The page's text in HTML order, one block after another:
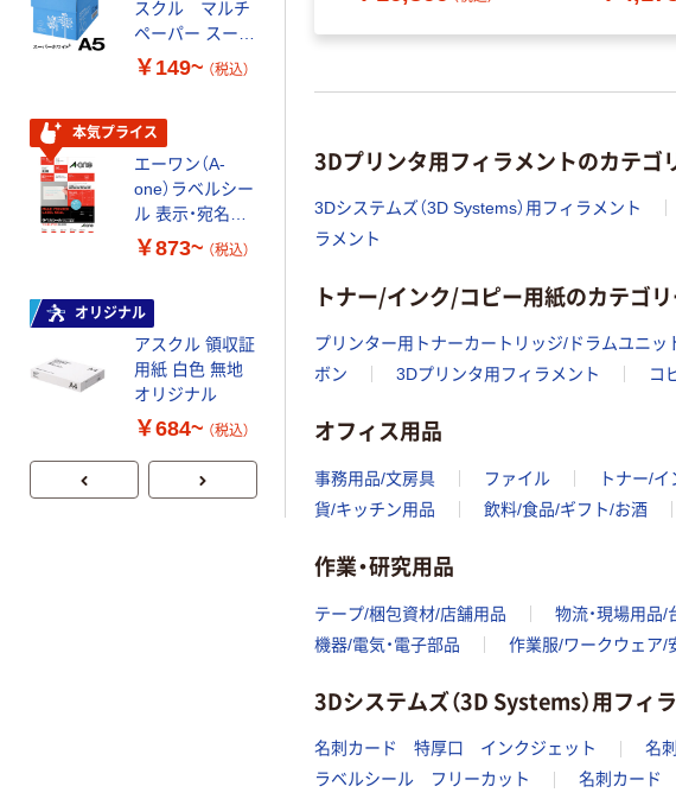
3Dプリンタ用フィラメントのカテゴ
3Dシステムズ（3D Systems）用フィラメント
ラメント
トナー/インク/コピー用紙のカテゴ
プリンター用トナーカートリッジ/ドラムユニッ
ボン
3Dプリンタ用フィラメント コ
オフィス用品
事務用品/文房具 ファイル トナー/
貨/キッチン用品
飲料/食品/ギフト/お酒
作業・研究用品
テープ/梱包資材/店舗用品 物流・現場用品/
機器/電気・電子部品
作業服/ワークウェア/
3Dシステムズ（3D Systems）用フィ
名刺カード 特厚口 インクジェット 名
ラベルシール フリーカット
名刺カード
スクル マルチ
ペーパー スーパ
ーホワイト+
￥149~ （税込）
本気プライス
エーワン（A-
one）ラベルシー
ル 表示・宛名ラ
ベル マット紙
86.4×50.8mm
￥873~ （税込）
オリジナル
アスクル 領収証
用紙 白色 無地
オリジナル
￥684~ （税込）
人気商品
パナソニック
FAN191シリー
￥1,315~
（税込）
本気プライス
(EPSON)
クカートリッ
ジ 通常容量
￥1,130~
（税込）
ザ
ク
（税
レ
（
キ
ズ